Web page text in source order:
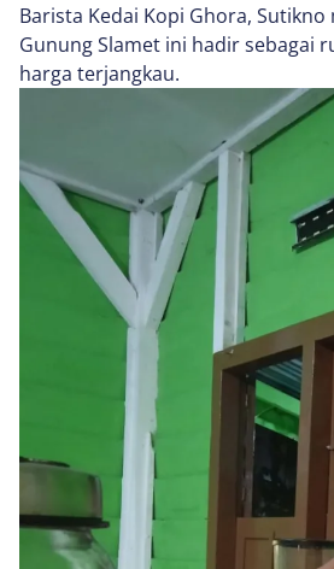
Barista Kedai Kopi Ghora,
Gunung Slamet ini hadir sebagai
harga terjangkau.